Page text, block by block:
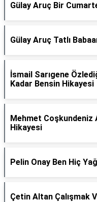
Gülay Aruç Bir
Gülay Aruç Tatlı
İsmail Sarıgene
Kadar Bensin Hikayesi
Mehmet Coşkundeniz
Hikayesi
Pelin Onay Ben Hiç
Çetin Altan Çalışmak